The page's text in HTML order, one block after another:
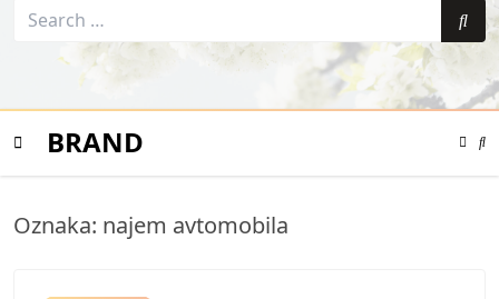
Search
BRAND
Color
Oznaka: najem avtomobila